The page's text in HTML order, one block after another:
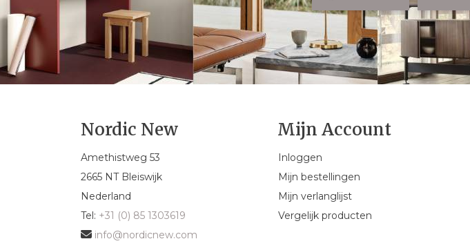
Nordic New
Amethistweg 53
2665 NT Bleiswijk
Nederland
Tel: +31 (0) 85 1303619
info@nordicnew.com
Mijn Account
Inloggen
Mijn bestellingen
Mijn verlanglijst
Vergelijk producten